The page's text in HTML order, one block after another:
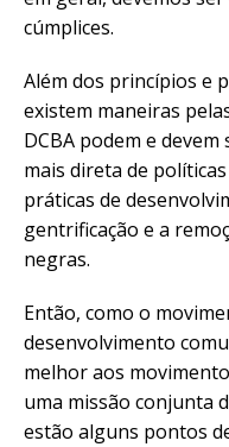
cúmplices.
Além dos princípios e
existem maneiras
DCBA podem e
mais direta de
práticas de
gentrificação e a
negras.
Então, como o
desenvolvimento
melhor aos
uma missão conjunta
estão alguns pontos